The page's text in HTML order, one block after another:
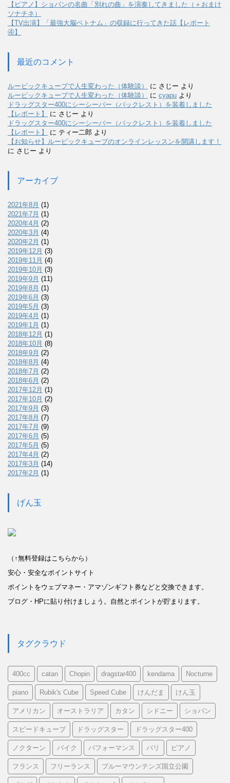
【ピアノ】ショパンの名曲「別れの曲」を演奏してきました（＋おまけ
ソナチネ）
【TV出演】「最強大脳ベトナム」の収録に行ってきた話【レポート
④】
最近のコメント
ルービックキューブで人生変わった（体験談） に さじー より
ルービックキューブで人生変わった（体験談）
に cyapu より
ドラッグスター400にシーシーバー（バックレスト）を装着しました
【レポート】
に さじー より
ドラッグスター400にシーシーバー（バックレスト）を装着しました
【レポート】
に ティー二郎 より
【お知らせ】ルービックキューブのオンラインレッスンを開講します！
に さじー より
アーカイブ
2021年8月 (1)
2021年7月 (1)
2020年4月 (2)
2020年3月 (4)
2020年2月 (1)
2019年12月 (3)
2019年11月 (4)
2019年10月 (3)
2019年9月 (11)
2019年8月 (1)
2019年6月 (3)
2019年5月 (3)
2019年4月 (1)
2019年1月 (1)
2018年12月 (1)
2018年10月 (8)
2018年9月 (2)
2018年8月 (4)
2018年7月 (2)
2018年6月 (2)
2017年12月 (1)
2017年10月 (2)
2017年9月 (3)
2017年8月 (7)
2017年7月 (9)
2017年6月 (5)
2017年5月 (5)
2017年4月 (2)
2017年3月 (14)
2017年2月 (1)
げん玉
（↑無料登録はこちらから）
安心・安全なポイントサイト
ポイントをウェブマネー・アマゾンギフト券などと交換できます。
ブログ・HPに貼り付けましょう。自然とポイントが貯まります。
タグクラウド
400cc catan Chopin dragstar400 kendama Nocturne
piano Rubik's Cube Speed Cube けんだま けん玉
アメリカン オーストラリア カタン シドニー ショパン
スピードキューブ ドラッグスター ドラッグスター400
ノクターン バイク パフォーマンス パリ ピアノ
フランス フリーランス ブルーマウンテンズ国立公園